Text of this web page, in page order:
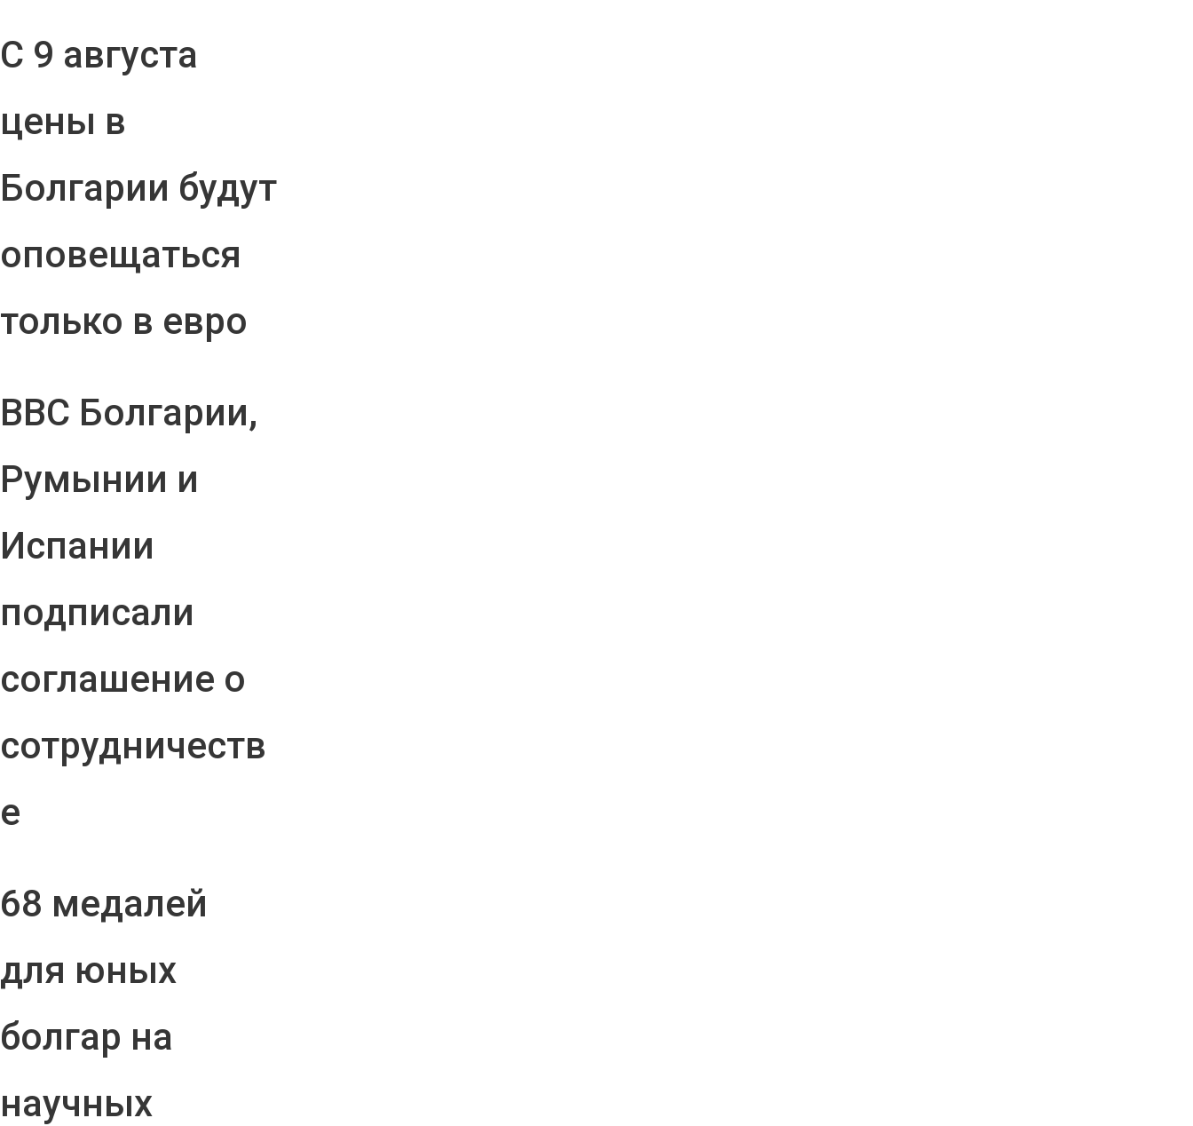
С 9 августа
цены в
Болгарии будут
оповещаться
только в евро
ВВС Болгарии,
Румынии и
Испании
подписали
соглашение о
сотрудничеств
е
68 медалей
для юных
болгар на
научных